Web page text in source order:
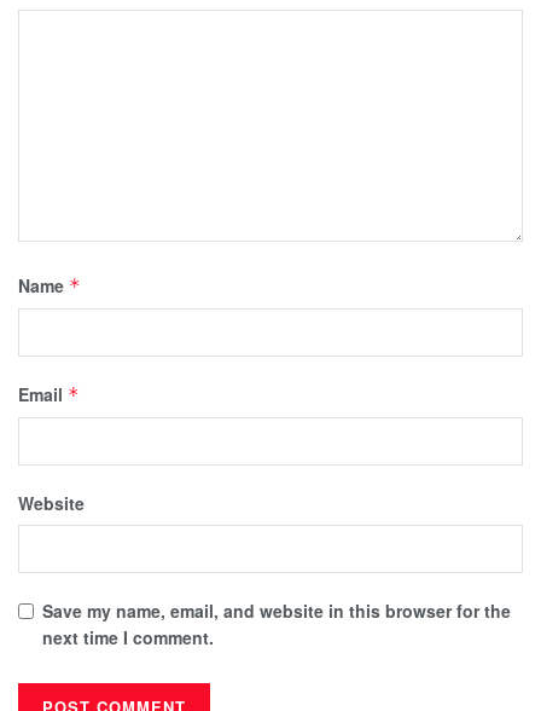
Name *
Email *
Website
Save my name, email, and website in this browser for the
next time I comment.